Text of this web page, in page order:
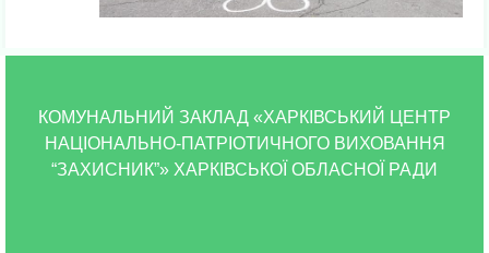
КОМУНАЛЬНИЙ ЗАКЛАД «ХАРКІВСЬКИЙ ЦЕНТР
НАЦІОНАЛЬНО-ПАТРІОТИЧНОГО ВИХОВАННЯ
“ЗАХИСНИК”» ХАРКІВСЬКОЇ ОБЛАСНОЇ РАДИ